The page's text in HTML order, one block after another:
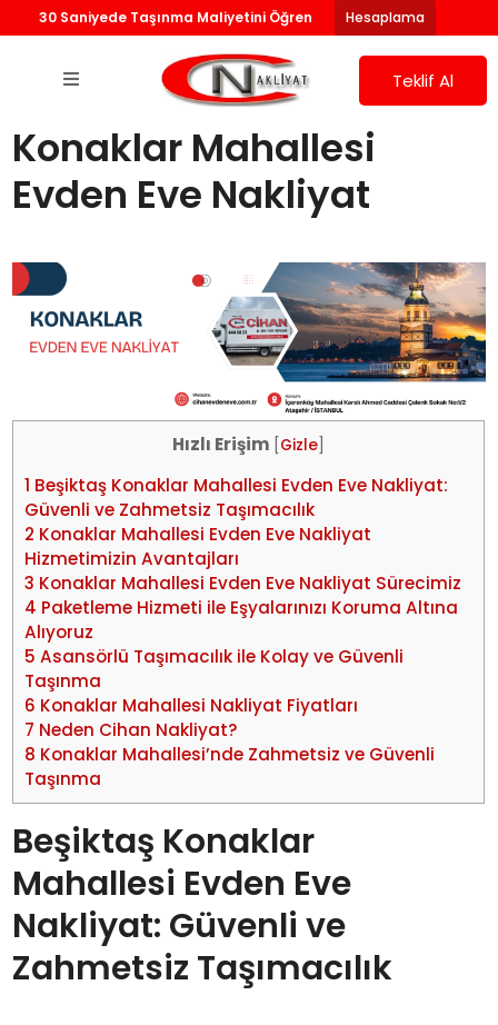
30 Saniyede Taşınma Maliyetini Öğren Hesaplama
Teklif Al
Konaklar Mahallesi
Evden Eve Nakliyat
Hızlı Erişim Gizle
1 Beşiktaş Konaklar Mahallesi Evden Eve Nakliyat:
Güvenli ve Zahmetsiz Taşımacılık
2 Konaklar Mahallesi Evden Eve Nakliyat
Hizmetimizin Avantajları
3 Konaklar Mahallesi Evden Eve Nakliyat Sürecimiz
4 Paketleme Hizmeti ile Eşyalarınızı Koruma Altına
Alıyoruz
5 Asansörlü Taşımacılık ile Kolay ve Güvenli
Taşınma
6 Konaklar Mahallesi Nakliyat Fiyatları
7 Neden Cihan Nakliyat?
8 Konaklar Mahallesi’nde Zahmetsiz ve Güvenli
Taşınma
Beşiktaş Konaklar
Mahallesi Evden Eve
Nakliyat: Güvenli ve
Zahmetsiz Taşımacılık